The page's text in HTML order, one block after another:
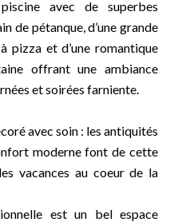
avec de superbes
de pétanque, d’une grande
pizza et d’une romantique
offrant une ambiance
et soirées farniente.
avec soin : les antiquités
moderne font de cette
vacances au coeur de la
est un bel espace